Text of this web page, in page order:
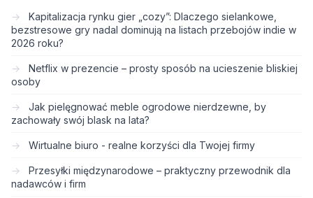
Kapitalizacja rynku gier „cozy”: Dlaczego sielankowe,
bezstresowe gry nadal dominują na listach przebojów indie w
2026 roku?
Netflix w prezencie – prosty sposób na ucieszenie bliskiej
osoby
Jak pielęgnować meble ogrodowe nierdzewne, by
zachowały swój blask na lata?
Wirtualne biuro - realne korzyści dla Twojej firmy
Przesyłki międzynarodowe – praktyczny przewodnik dla
nadawców i firm